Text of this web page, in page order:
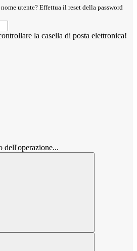
utente? Effettua il reset della password
la casella di posta elettronica!
dell'operazione...